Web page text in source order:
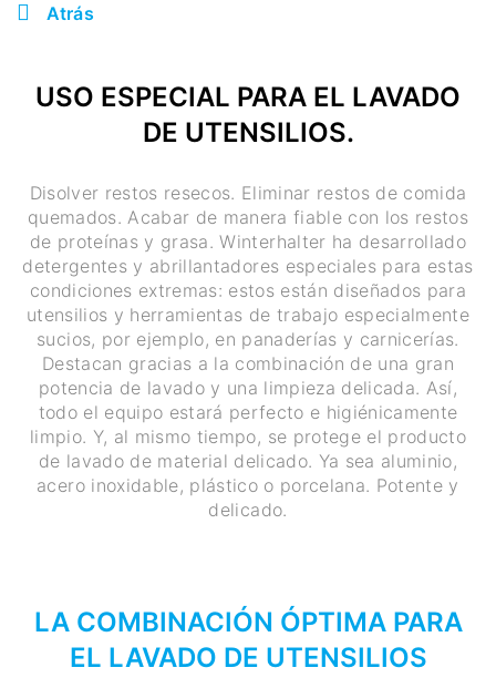
Atrás
USO ESPECIAL PARA EL LAVADO
DE UTENSILIOS.
Disolver restos resecos. Eliminar restos de comida
quemados. Acabar de manera fiable con los restos
de proteínas y grasa. Winterhalter ha desarrollado
detergentes y abrillantadores especiales para estas
condiciones extremas: estos están diseñados para
utensilios y herramientas de trabajo especialmente
sucios, por ejemplo, en panaderías y carnicerías.
Destacan gracias a la combinación de una gran
potencia de lavado y una limpieza delicada. Así,
todo el equipo estará perfecto e higiénicamente
limpio. Y, al mismo tiempo, se protege el producto
de lavado de material delicado. Ya sea aluminio,
acero inoxidable, plástico o porcelana. Potente y
delicado.
LA COMBINACIÓN ÓPTIMA PARA
EL LAVADO DE UTENSILIOS